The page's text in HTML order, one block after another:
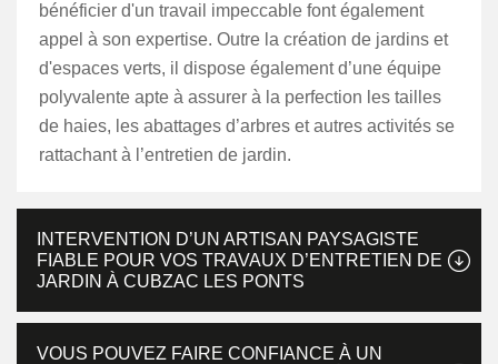
bénéficier d'un travail impeccable font également
appel à son expertise. Outre la création de jardins et
d'espaces verts, il dispose également d’une équipe
polyvalente apte à assurer à la perfection les tailles
de haies, les abattages d’arbres et autres activités se
rattachant à l’entretien de jardin.
INTERVENTION D’UN ARTISAN PAYSAGISTE
FIABLE POUR VOS TRAVAUX D’ENTRETIEN DE
JARDIN À CUBZAC LES PONTS
VOUS POUVEZ FAIRE CONFIANCE À UN